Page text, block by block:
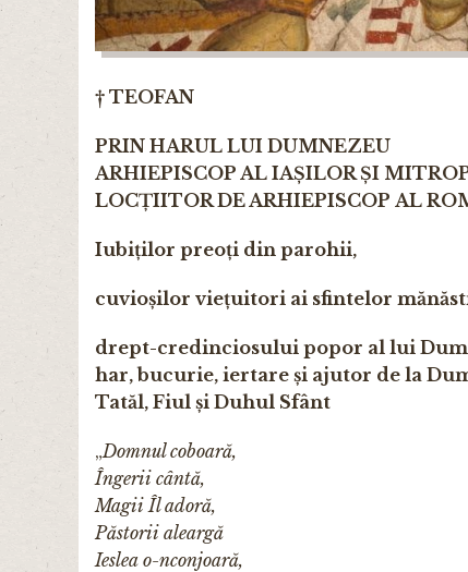
† TEOFAN
PRIN HARUL LUI DUMNEZEU
ARHIEPISCOP AL IAȘILOR ȘI
LOCȚIITOR DE ARHIEPISCOP AL
Iubiților preoți din parohii,
cuvioșilor viețuitori ai sfintelor
drept-credinciosului popor al lui
har, bucurie, iertare și ajutor de la
Tatăl, Fiul și Duhul Sfânt
„Domnul coboară,
Îngerii cântă,
Magii Îl adoră,
Păstorii aleargă
Ieslea o-nconjoară,